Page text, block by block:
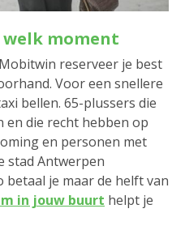
welk moment
reserveer je best
Voor een snellere
bellen. 65-plussers die
en die recht hebben op
en personen met
stad Antwerpen
betaal je maar de helft van
in jouw buurt helpt je